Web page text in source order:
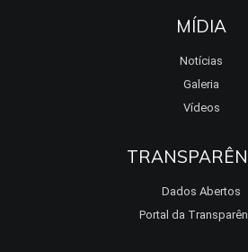
MÍDIA
Notícias
Galeria
Vídeos
Dados Abertos
Portal da